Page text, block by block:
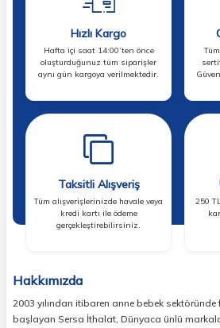
Hızlı Kargo
Hafta içi saat 14:00’ten önce
oluşturduğunuz tüm siparişler
aynı gün kargoya verilmektedir.
Taksitli Alışveriş
Tüm alışverişlerinizde havale veya
kredi kartı ile ödeme
gerçekleştirebilirsiniz.
250
Hakkımızda
2003 yılından itibaren anne bebek
başlayan Sersa İthalat, Dünyaca ünlü